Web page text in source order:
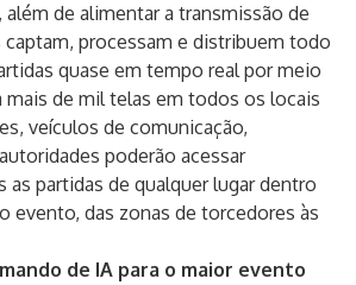
de alimentar a transmissão de
captam, processam e distribuem todo
quase em tempo real por meio
mais de mil telas em todos os locais
veículos de comunicação,
poderão acessar
as partidas de qualquer lugar dentro
evento, das zonas de torcedores às
de IA para o maior evento